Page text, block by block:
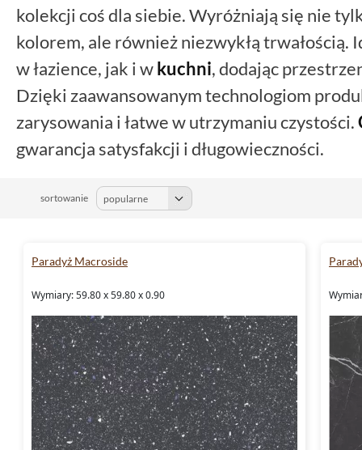
kolekcji coś dla siebie. Wyróżniają się nie
kolorem, ale również niezwykłą trwałością.
w łazience, jak i wkuchni, dodając
Dzięki zaawansowanym technologiom
zarysowania i łatwe w utrzymaniu czystości.
gwarancja satysfakcji i długowieczności.
sortowanie
Paradyż Macroside
Wymiary: 59.80 x 59.80 x 0.90